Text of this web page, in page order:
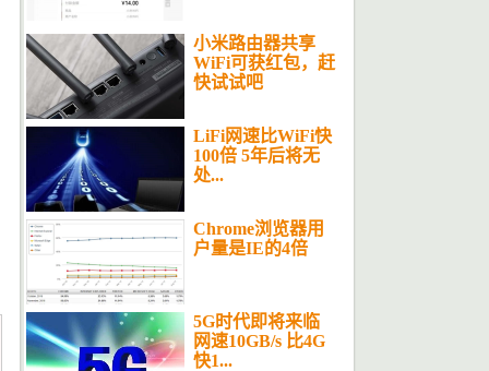
小米路由器共享
WiFi可获红包，赶
快试试吧
LiFi网速比WiFi快
100倍 5年后将无
处...
Chrome浏览器用
户量是IE的4倍
5G时代即将来临
网速10GB/s 比4G
快1...